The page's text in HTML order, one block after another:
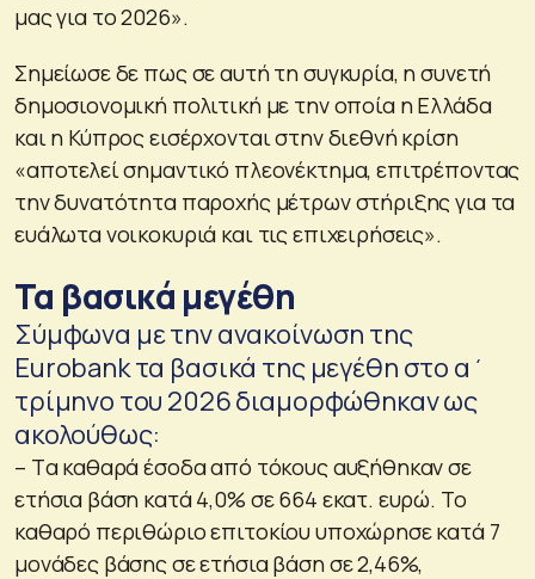
μας για το 2026».
Σημείωσε δε πως σε αυτή τη συγκυρία, η συνετή
δημοσιονομική πολιτική με την οποία η Ελλάδα
και η Κύπρος εισέρχονται στην διεθνή κρίση
«αποτελεί σημαντικό πλεονέκτημα, επιτρέποντας
την δυνατότητα παροχής μέτρων στήριξης για τα
ευάλωτα νοικοκυριά και τις επιχειρήσεις».
Τα βασικά μεγέθη
Σύμφωνα με την ανακοίνωση της
Eurobank τα βασικά της μεγέθη στο α΄
τρίμηνο του 2026 διαμορφώθηκαν ως
ακολούθως:
– Tα καθαρά έσοδα από τόκους αυξήθηκαν σε
ετήσια βάση κατά 4,0% σε 664 εκατ. ευρώ. Το
καθαρό περιθώριο επιτοκίου υποχώρησε κατά 7
μονάδες βάσης σε ετήσια βάση σε 2,46%,